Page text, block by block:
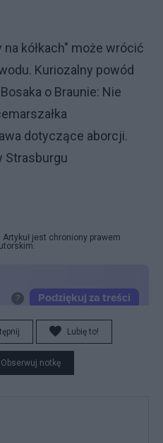
kółkach" może wrócić
Kuriozalny powód
o Braunie: Nie
dotyczące aborcji.
Strasburgu
Artykuł jest chroniony prawem
Lubię to!
Obserwuj notkę